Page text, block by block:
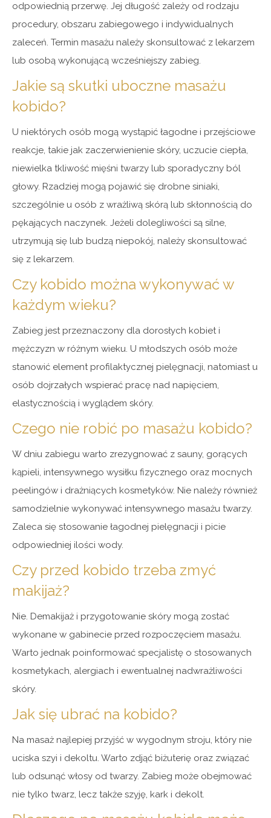
odpowiednią przerwę. Jej długość zależy od rodzaju
procedury, obszaru zabiegowego i indywidualnych
zaleceń. Termin masażu należy skonsultować z lekarzem
lub osobą wykonującą wcześniejszy zabieg.
Jakie są skutki uboczne masażu
kobido?
U niektórych osób mogą wystąpić łagodne i przejściowe
reakcje, takie jak zaczerwienienie skóry, uczucie ciepła,
niewielka tkliwość mięśni twarzy lub sporadyczny ból
głowy. Rzadziej mogą pojawić się drobne siniaki,
szczególnie u osób z wrażliwą skórą lub skłonnością do
pękających naczynek. Jeżeli dolegliwości są silne,
utrzymują się lub budzą niepokój, należy skonsultować
się z lekarzem.
Czy kobido można wykonywać w
każdym wieku?
Zabieg jest przeznaczony dla dorosłych kobiet i
mężczyzn w różnym wieku. U młodszych osób może
stanowić element profilaktycznej pielęgnacji, natomiast u
osób dojrzałych wspierać pracę nad napięciem,
elastycznością i wyglądem skóry.
Czego nie robić po masażu kobido?
W dniu zabiegu warto zrezygnować z sauny, gorących
kąpieli, intensywnego wysiłku fizycznego oraz mocnych
peelingów i drażniących kosmetyków. Nie należy również
samodzielnie wykonywać intensywnego masażu twarzy.
Zaleca się stosowanie łagodnej pielęgnacji i picie
odpowiedniej ilości wody.
Czy przed kobido trzeba zmyć
makijaż?
Nie. Demakijaż i przygotowanie skóry mogą zostać
wykonane w gabinecie przed rozpoczęciem masażu.
Warto jednak poinformować specjalistę o stosowanych
kosmetykach, alergiach i ewentualnej nadwrażliwości
skóry.
Jak się ubrać na kobido?
Na masaż najlepiej przyjść w wygodnym stroju, który nie
uciska szyi i dekoltu. Warto zdjąć biżuterię oraz związać
lub odsunąć włosy od twarzy. Zabieg może obejmować
nie tylko twarz, lecz także szyję, kark i dekolt.